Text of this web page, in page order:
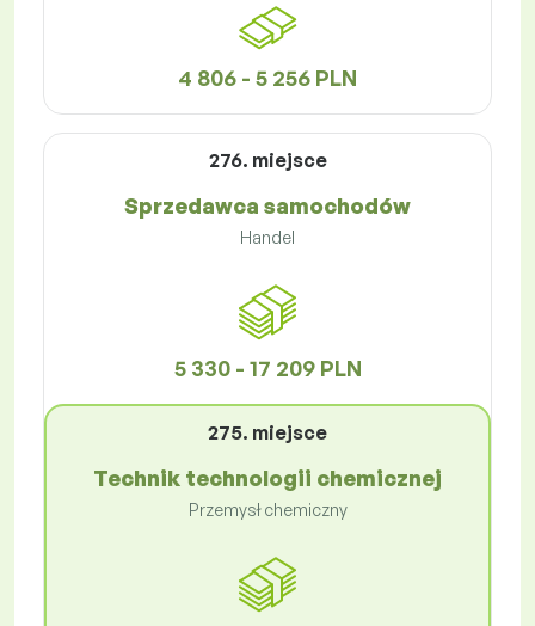
4 806 - 5 256 PLN
276. miejsce
Sprzedawca samochodów
Handel
5 330 - 17 209 PLN
275. miejsce
Technik technologii chemicznej
Przemysł chemiczny